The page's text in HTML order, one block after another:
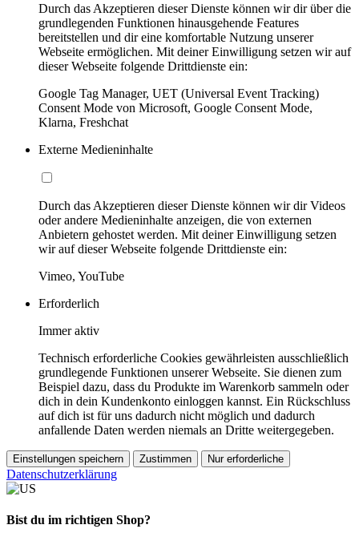
Durch das Akzeptieren dieser Dienste können wir dir über die
grundlegenden Funktionen hinausgehende Features
bereitstellen und dir eine komfortable Nutzung unserer
Webseite ermöglichen. Mit deiner Einwilligung setzen wir auf
dieser Webseite folgende Drittdienste ein:
Google Tag Manager, UET (Universal Event Tracking)
Consent Mode von Microsoft, Google Consent Mode,
Klarna, Freshchat
Externe Medieninhalte
Durch das Akzeptieren dieser Dienste können wir dir Videos
oder andere Medieninhalte anzeigen, die von externen
Anbietern gehostet werden. Mit deiner Einwilligung setzen
wir auf dieser Webseite folgende Drittdienste ein:
Vimeo, YouTube
Erforderlich
Immer aktiv
Technisch erforderliche Cookies gewährleisten ausschließlich
grundlegende Funktionen unserer Webseite. Sie dienen zum
Beispiel dazu, dass du Produkte im Warenkorb sammeln oder
dich in dein Kundenkonto einloggen kannst. Ein Rückschluss
auf dich ist für uns dadurch nicht möglich und dadurch
anfallende Daten werden niemals an Dritte weitergegeben.
Einstellungen speichern Zustimmen Nur erforderliche
Datenschutzerklärung
Bist du im richtigen Shop?